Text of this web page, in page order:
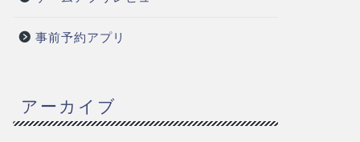
事前予約アプリ
アーカイブ